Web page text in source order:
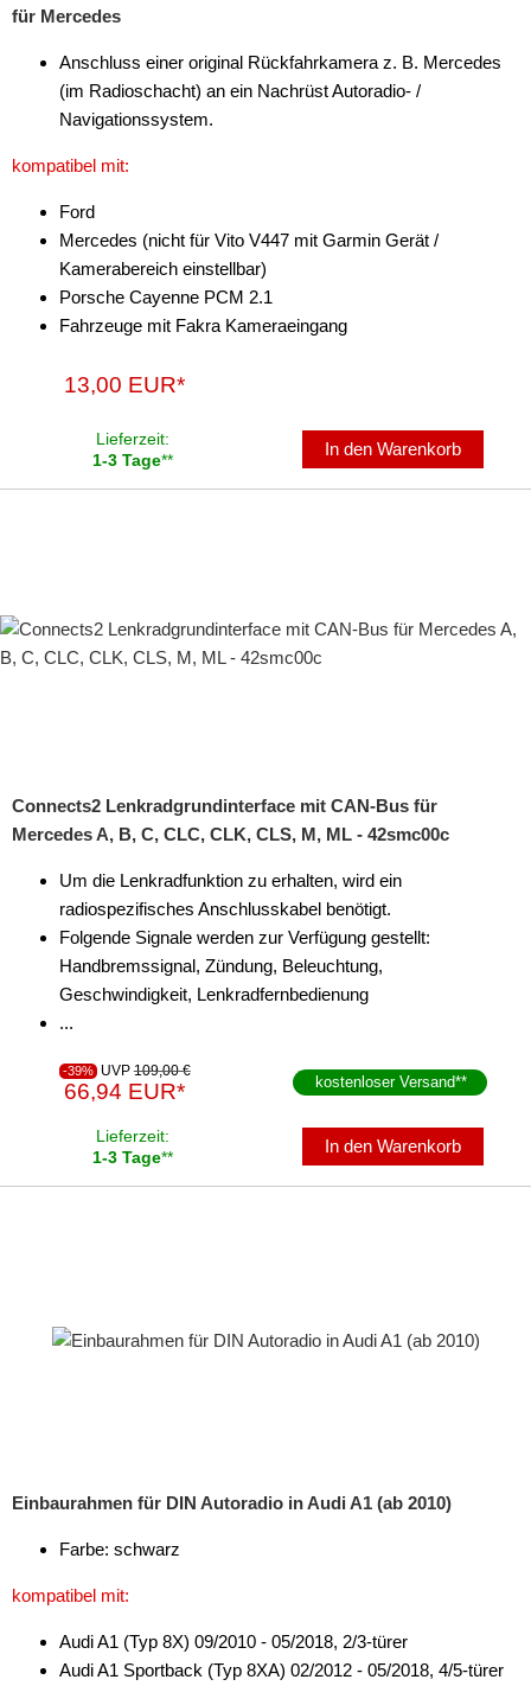
für Mercedes
Anschluss einer original Rückfahrkamera z. B. Mercedes
(im Radioschacht) an ein Nachrüst Autoradio- /
Navigationssystem.
kompatibel mit:
Ford
Mercedes (nicht für Vito V447 mit Garmin Gerät /
Kamerabereich einstellbar)
Porsche Cayenne PCM 2.1
Fahrzeuge mit Fakra Kameraeingang
13,00 EUR*
Lieferzeit:
1-3 Tage**
In den Warenkorb
Connects2 Lenkradgrundinterface mit CAN-Bus für
Mercedes A, B, C, CLC, CLK, CLS, M, ML - 42smc00c
Um die Lenkradfunktion zu erhalten, wird ein
radiospezifisches Anschlusskabel benötigt.
Folgende Signale werden zur Verfügung gestellt:
Handbremssignal, Zündung, Beleuchtung,
Geschwindigkeit, Lenkradfernbedienung
...
-39% UVP 109,00 €
66,94 EUR* kostenloser Versand**
Lieferzeit:
1-3 Tage**
In den Warenkorb
Einbaurahmen für DIN Autoradio in Audi A1 (ab 2010)
Farbe: schwarz
kompatibel mit:
Audi A1 (Typ 8X) 09/2010 - 05/2018, 2/3-türer
Audi A1 Sportback (Typ 8XA) 02/2012 - 05/2018, 4/5-türer